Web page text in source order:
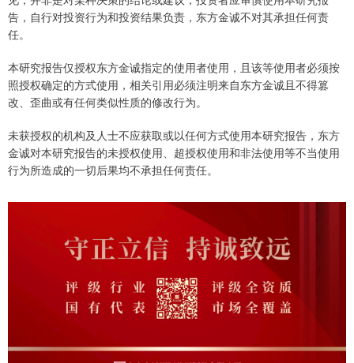
告，自行对投资行为和投资结果负责，东方金诚不对其承担任何责
任。
本研究报告仅授权东方金诚指定的使用者使用，且该等使用者必须按
照授权确定的方式使用，相关引用必须注明来自东方金诚且不得篡
改、歪曲或有任何类似性质的修改行为。
未获授权的机构及人士不应获取或以任何方式使用本研究报告，东方
金诚对本研究报告的未授权使用、超授权使用和非法使用等不当使用
行为所造成的一切后果均不承担任何责任。